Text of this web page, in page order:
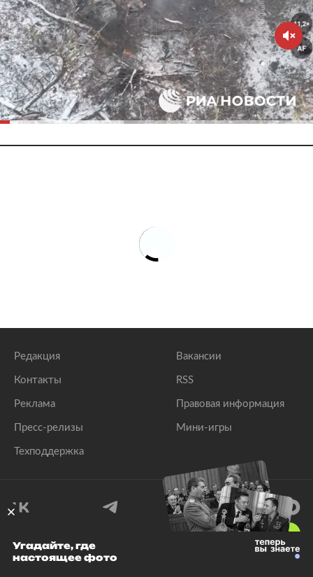
Редакция
Контакты
Реклама
Пресс-релизы
Техподдержка
Вакансии
RSS
Правовая информация
Мини-игры
© 1999–2026 Все права защищены.
Угадайте, где
настоящее фото